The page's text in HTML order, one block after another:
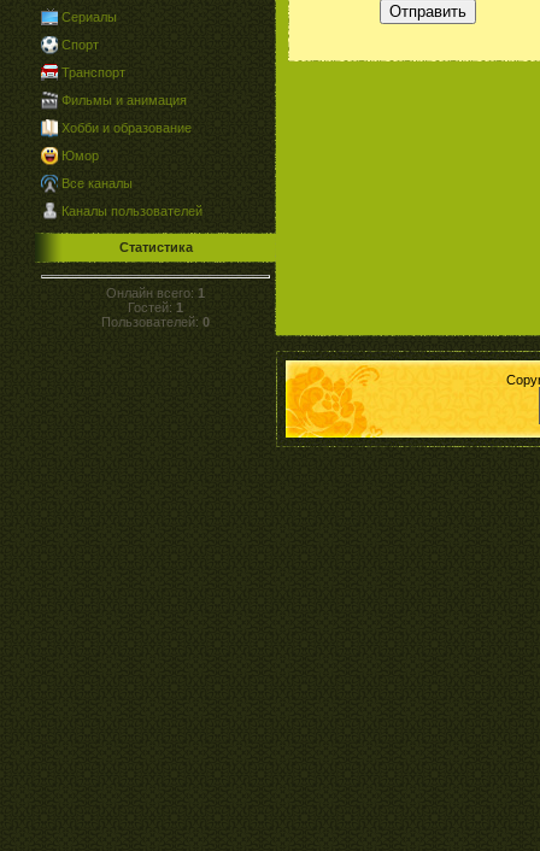
Сериалы
Спорт
Транспорт
Фильмы и анимация
Хобби и образование
Юмор
Все каналы
Каналы пользователей
Статистика
Онлайн всего: 1
Гостей: 1
Пользователей: 0
Отправить